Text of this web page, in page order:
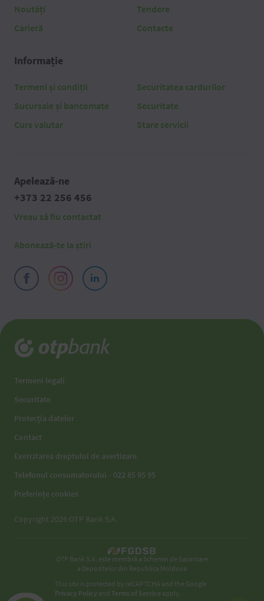
Noutăți
Carieră
Tendere
Contacte
Informație
Termeni și condiții
Sucursale și bancomate
Curs valutar
Securitatea cardurilor
Securitate
Stare servicii
Apelează-ne
+373 22 256 456
Vreau să fiu contactat
Abonează-te la știri
Termeni legali
Securitate
Protecția datelor
Contact
Exercitarea dreptului de avertizare
Telefonul consumatorului - 022 85 95 95
Preferințe cookies
Copyright 2026 OTP Bank S.A.
OTP Bank S.A. este membră a Schemei de Garantare
a Depozitelor din Republica Moldova
This site is protected by reCAPTCHA and the Google
Privacy Policy andTerms of Service apply.